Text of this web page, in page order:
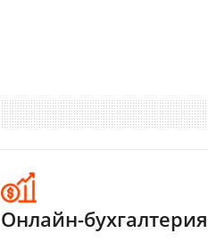
Онлайн-бухгалтерия